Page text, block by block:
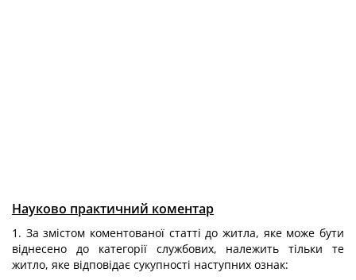
Науково практичний коментар
1. За змістом коментованої статті до житла, яке може бути
віднесено до категорії службових, належить тільки те
житло, яке відповідає сукупності наступних ознак: